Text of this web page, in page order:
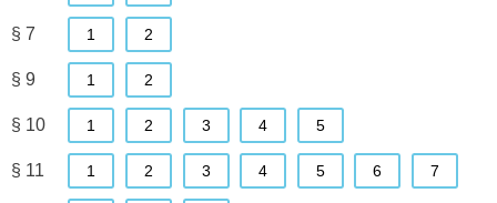
§ 7 1 2
§ 9 1 2
§ 10 1 2 3 4 5
§ 11 1 2 3 4 5 6 7